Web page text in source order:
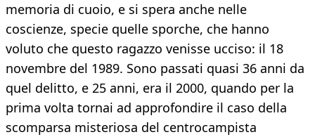
memoria di cuoio, e si spera anche nelle
coscienze, specie quelle sporche, che hanno
voluto che questo ragazzo venisse ucciso: il 18
novembre del 1989. Sono passati quasi 36 anni da
quel delitto, e 25 anni, era il 2000, quando per la
prima volta tornai ad approfondire il caso della
scomparsa misteriosa del centrocampista